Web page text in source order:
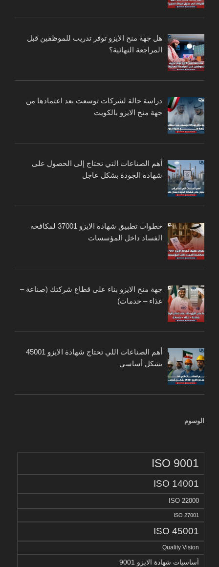
هل جهة منح الايزو توفر تدريب للموظفين قبل
المراجعة النهائية؟
دراسة حالة لشركات توسعت بعد اعتمادها من
جهة منح الايزو بالكويت
أهم الصناعات التي تحتاج إلى الحصول على
شهادة الجودة بشكل عاجل
خطوات تطبيق شهادة الايزو 37001 لمكافحة
الفساد داخل المؤسسات
جهة منح الايزو بناء على قطاع شركتك (صناعة –
غذاء – خدمات)
أهم الصناعات اللي تحتاج شهادة الايزو 45001
بشكل أساسي
الوسوم
ISO 9001
ISO 14001
ISO 22000
ISO 27001
ISO 45001
Quality Vision
أساسيات شهادة الايزو 9001